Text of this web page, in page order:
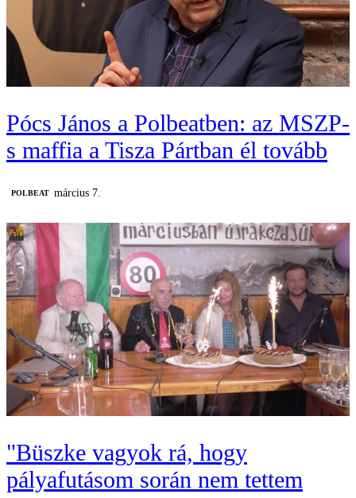
Pócs János a Polbeatben: az MSZP-
s maffia a Tisza Pártban él tovább
‎POLBEAT március 7.
"Büszke vagyok rá, hogy
pályafutásom során nem tettem